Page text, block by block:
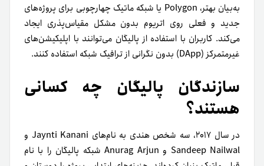
به‌بیان بهتر، Polygon یا شبکه ماتیک چهارچوبی برای پروژه‌های
جدید و فعلی روی اتریوم بدون مشکل مقیاس‌پذری ایجاد
می‌کند. کاربران با استفاده از پالیگان می‌توانند با اپلیکیشن‌های
غیرمتمرکز (DApp) بدون نگرانی از ترافیک شبکه استفاده کنند.
سازندگان پالیگان چه کسانی
هستند؟
در سال ۲۰۱۷، سه شخص هندی به نام‌های Jaynti Kanani و
Sandeep Nailwal و Anurag Arjun شبکه پالیگان را با نام